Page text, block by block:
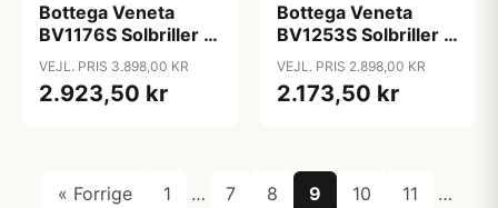
Bottega Veneta
BV1176S Solbriller -
Katteøjne
Skildpadde
VEJL. PRIS 3.898,00 KR
2.923,50 kr
Bottega Veneta
BV1253S Solbriller -
Runde Grøn
VEJL. PRIS 2.898,00 KR
2.173,50 kr
« Forrige 1 … 7 8 9 10 11
…